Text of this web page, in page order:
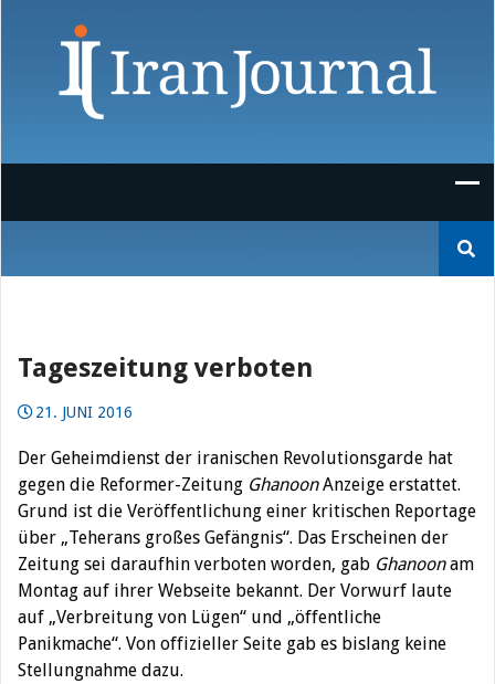
nach:
Tageszeitung verboten
21. JUNI 2016
Der Geheimdienst der iranischen Revolutionsgarde hat
gegen die Reformer-Zeitung GhanoonAnzeige erstattet.
Grund ist die Veröffentlichung einer kritischen Reportage
über „Teherans großes Gefängnis“. Das Erscheinen der
Zeitung sei daraufhin verboten worden, gab Ghanoonam
Montag auf ihrer Webseite bekannt. Der Vorwurf laute
auf „Verbreitung von Lügen“ und „öffentliche
Panikmache“. Von offizieller Seite gab es bislang keine
Stellungnahme dazu.